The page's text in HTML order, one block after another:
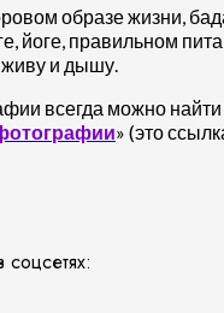
образе жизни,
йоге, правильном
живу и дышу.
всегда можно
» (это